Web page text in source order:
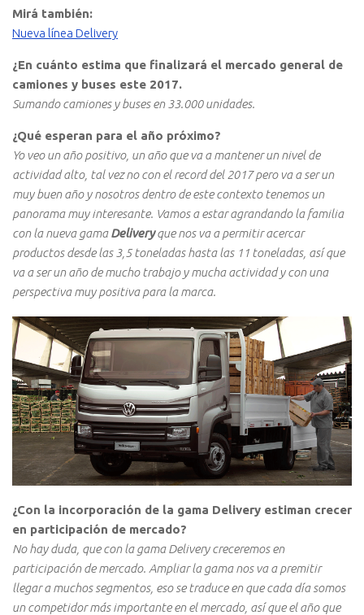
Mirá también:
Nueva línea Delivery
¿En cuánto estima que finalizará el mercado general de
camiones y buses este 2017.
Sumando camiones y buses en 33.000 unidades.
¿Qué esperan para el año próximo?
Yo veo un año positivo, un año que va a mantener un nivel de
actividad alto, tal vez no con el record del 2017 pero va a ser un
muy buen año y nosotros dentro de este contexto tenemos un
panorama muy interesante. Vamos a estar agrandando la familia
con la nueva gamaDeliveryque nos va a permitir acercar
productos desde las 3,5 toneladas hasta las 11 toneladas, así que
va a ser un año de mucho trabajo y mucha actividad y con una
perspectiva muy positiva para la marca.
¿Con la incorporación de la gama Delivery estiman crecer
en participación de mercado?
No hay duda, que con la gama Delivery creceremos en
participación de mercado. Ampliar la gama nos va a premitir
llegar a muchos segmentos, eso se traduce en que cada día somos
un competidor más importante en el mercado, así que el año que